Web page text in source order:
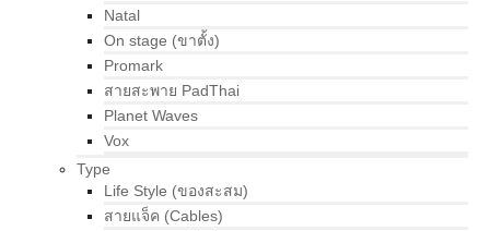
Natal
On stage (ขาตั้ง)
Promark
สายสะพาย PadThai
Planet Waves
Vox
Type
Life Style (ของสะสม)
สายแจ็ค (Cables)